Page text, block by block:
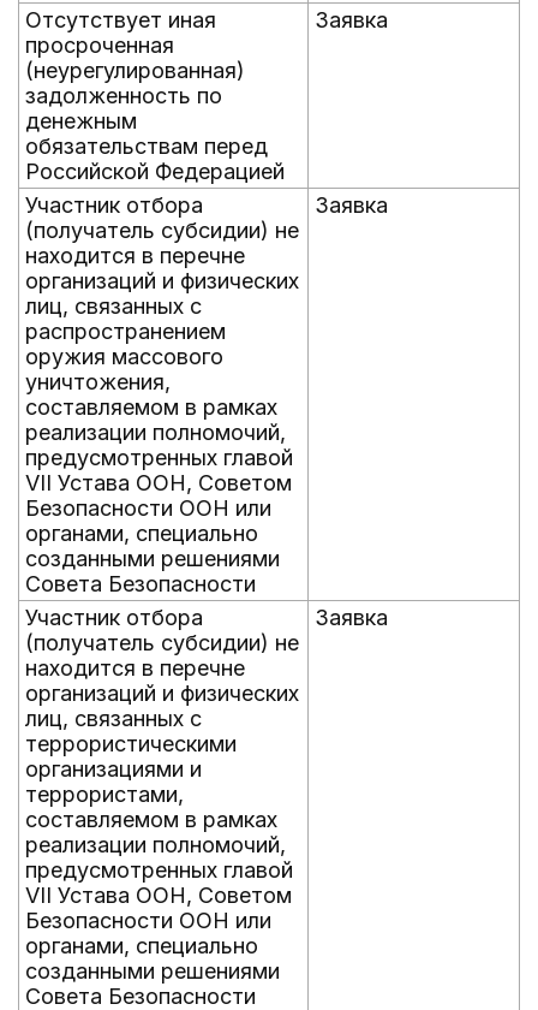
Отсутствует иная
просроченная
(неурегулированная)
задолженность по
денежным
обязательствам перед
Российской Федерацией
Заявка
Участник отбора
(получатель субсидии) не
находится в перечне
организаций и физических
лиц, связанных с
распространением
оружия массового
уничтожения,
составляемом в рамках
реализации полномочий,
предусмотренных главой
VII Устава ООН, Советом
Безопасности ООН или
органами, специально
созданными решениями
Совета Безопасности
Заявка
Участник отбора
(получатель субсидии) не
находится в перечне
организаций и физических
лиц, связанных с
террористическими
организациями и
террористами,
составляемом в рамках
реализации полномочий,
предусмотренных главой
VII Устава ООН, Советом
Безопасности ООН или
органами, специально
созданными решениями
Совета Безопасности
Заявка